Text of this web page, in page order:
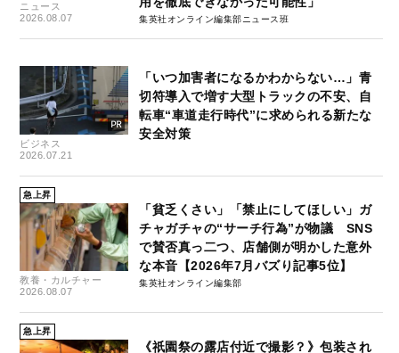
ニュース
2026.08.07
集英社オンライン編集部ニュース班
ビジネス
2026.07.21
「いつ加害者になるかわからない…」青
切符導入で増す大型トラックの不安、自
転車“車道走行時代”に求められる新たな
安全対策
急上昇
教養・カルチャー
2026.08.07
「貧乏くさい」「禁止にしてほしい」ガ
チャガチャの“サーチ行為”が物議 SNS
で賛否真っ二つ、店舗側が明かした意外
な本音【2026年7月バズり記事5位】
集英社オンライン編集部
急上昇
《祇園祭の露店付近で撮影？》包装され